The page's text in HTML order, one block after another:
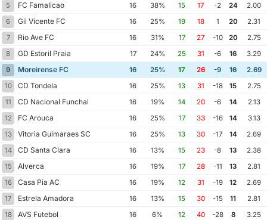
5
FC Famalicao 16 38% 15 17 -2 24
2.00
6
Gil Vicente FC 16 25% 19 18 1 20
2.31
7
Rio Ave FC 16 31% 17 27 -10 20
2.75
8
GD Estoril Praia 17 24% 25 31 -6 16
3.29
9
Moreirense FC 16 25% 17 26 -9 16
2.69
10
CD Tondela 16 25% 13 31 -18 15
2.75
11
CD Nacional Funchal 16 19% 14 20 -6 14
2.13
12
FC Arouca 16 25% 17 33 -16 14
3.13
13
Vitoria Guimaraes SC 16 25% 13 30 -17 14
2.69
14
CD Santa Clara 16 13% 15 23 -8 13
2.38
15
Alverca 16 19% 17 28 -11 13
2.81
16
Casa Pia AC 16 19% 12 31 -19 12
2.69
17
Estrela Amadora 16 13% 15 30 -15 11
2.81
18
AVS Futebol 16 6% 12 40 -28 8 3.25